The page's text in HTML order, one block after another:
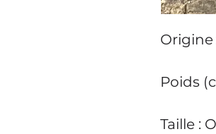
Origine
Poids
Taille :